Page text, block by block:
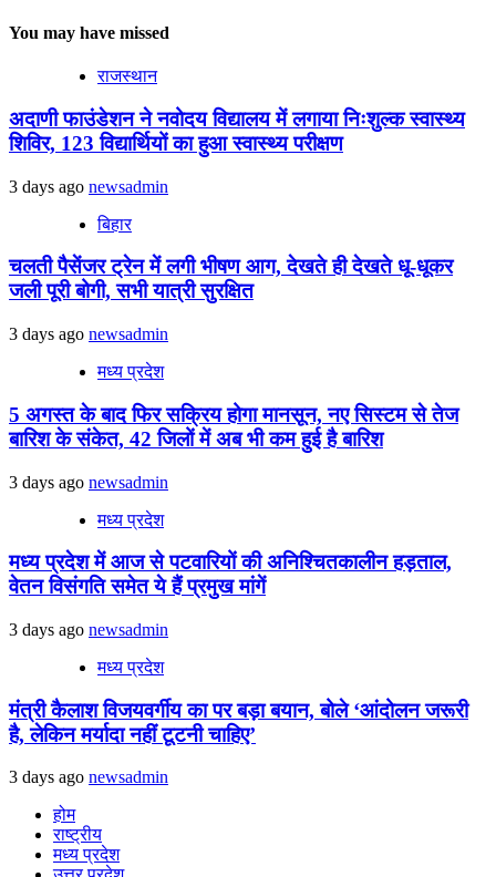
You may have missed
राजस्थान
अदाणी फाउंडेशन ने नवोदय विद्यालय में लगाया निःशुल्क स्वास्थ्य
शिविर, 123 विद्यार्थियों का हुआ स्वास्थ्य परीक्षण
3 days ago newsadmin
बिहार
चलती पैसेंजर ट्रेन में लगी भीषण आग, देखते ही देखते धू-धूकर
जली पूरी बोगी, सभी यात्री सुरक्षित
3 days ago newsadmin
मध्य प्रदेश
5 अगस्त के बाद फिर सक्रिय होगा मानसून, नए सिस्टम से तेज
बारिश के संकेत, 42 जिलों में अब भी कम हुई है बारिश
3 days ago newsadmin
मध्य प्रदेश
मध्य प्रदेश में आज से पटवारियों की अनिश्चितकालीन हड़ताल,
वेतन विसंगति समेत ये हैं प्रमुख मांगें
3 days ago newsadmin
मध्य प्रदेश
मंत्री कैलाश विजयवर्गीय का पर बड़ा बयान, बोले ‘आंदोलन जरूरी
है, लेकिन मर्यादा नहीं टूटनी चाहिए’
3 days ago newsadmin
होम
राष्ट्रीय
मध्य प्रदेश